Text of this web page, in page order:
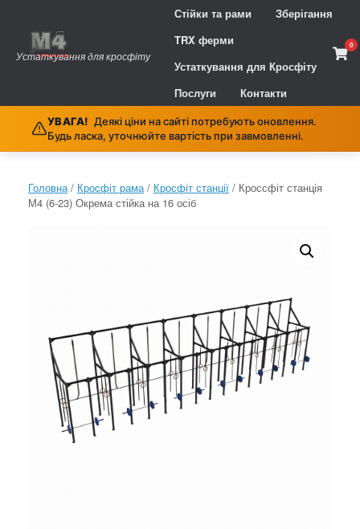
content
Устаткування для кросфіту
Стійки та рами
Зберігання
TRX ферми
Устаткування для Кросфіту
Послуги
Контакти
View
0
УВАГА! Деякі ціни на сайті потребують оновлення.
Будь ласка, уточнюйте вартість при завмовленні.
Головна/ Кроcфіт рама/ Кросфіт станції / Кроссфіт станція
М4 (6-23) Окрема стійка на 16 осіб